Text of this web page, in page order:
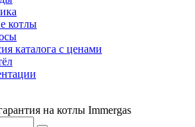
котлы
каталога с ценами
на котлы Immergas